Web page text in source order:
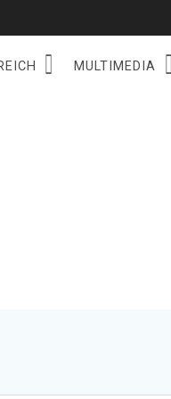
MULTIMEDIA